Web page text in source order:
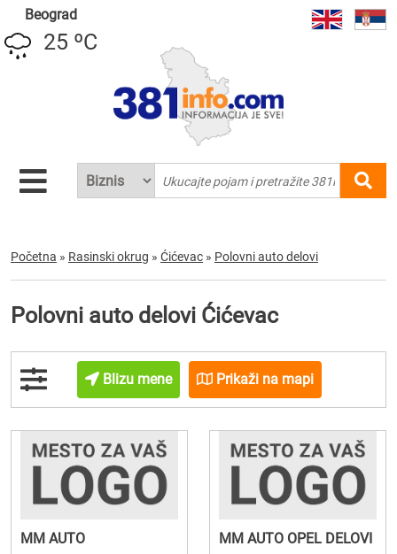
Beograd
25 ºC
Početna » Rasinski okrug » Ćićevac » Polovni auto delovi
Polovni auto delovi Ćićevac
Blizu mene Prikaži na mapi
MM AUTO MM AUTO OPEL DELOVI